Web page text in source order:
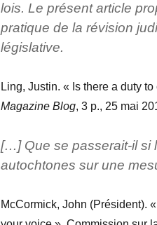
lois. Le présent article
pratique de la révision
législative.
Ling, Justin. « Is there a duty
Magazine Blog, 3 p., 25 mai
[…] Que se passerait-il si
autochtones sur une
McCormick, John (Président).